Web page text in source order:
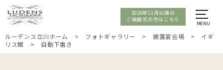
2026年11月以降の
ご結婚式の方はこちら
ルーデンス立川ホーム > フォトギャラリー > 披露宴会場 > イギ
リス館 > 自動下書き